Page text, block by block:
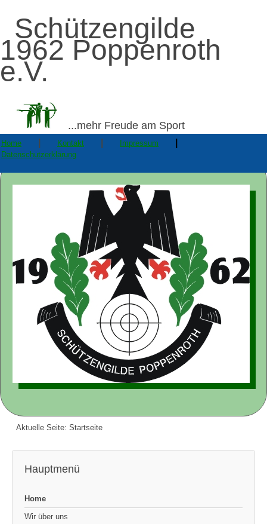
Schützengilde
1962 Poppenroth
e.V.
...mehr Freude am Sport
Home Kontakt Impressum
Datenschutzerklärung
Aktuelle Seite: Startseite
Hauptmenü
Home
Wir über uns